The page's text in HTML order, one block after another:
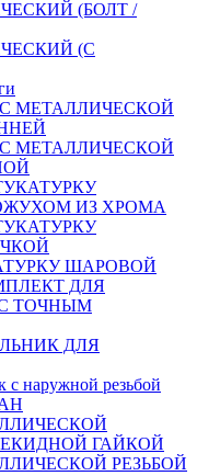
(БОЛТ /
(С
МЕТАЛЛИЧЕСКОЙ
МЕТАЛЛИЧЕСКОЙ
ИЗ ХРОМА
ШАРОВОЙ
ДЛЯ
ТОЧНЫМ
ДЛЯ
с наружной резьбой
ГАЙКОЙ
РЕЗЬБОЙ